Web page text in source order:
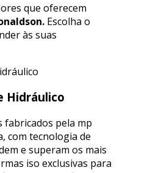
que oferecem
Escolha o
às suas
Hidráulico
pela mp
com tecnologia de
e superam os mais
iso exclusivas para